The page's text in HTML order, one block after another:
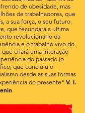
de obesidade, mas
de trabalhadores, que
a sua força, o seu futuro.
que fecundará a última
revolucionário da
e o trabalho vivo do
criará uma interação
do passado (o
que concluiu o
desde as suas formas
do presente" V. I.